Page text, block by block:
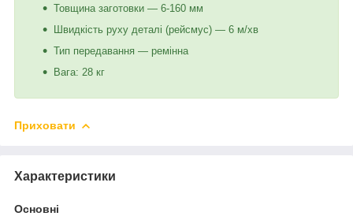
Товщина заготовки — 6-160 мм
Швидкість руху деталі (рейсмус) — 6 м/хв
Тип передавання — ремінна
Вага: 28 кг
Приховати
Характеристики
Основні